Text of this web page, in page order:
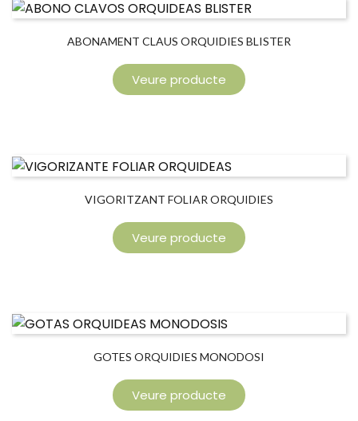
ABONAMENT CLAUS ORQUIDIES BLISTER
Veure producte
VIGORITZANT FOLIAR ORQUIDIES
Veure producte
GOTES ORQUIDIES MONODOSI
Veure producte